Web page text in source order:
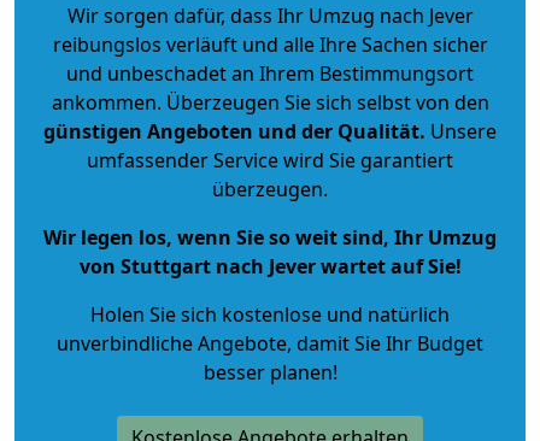
Wir sorgen dafür, dass Ihr Umzug nach Jever
reibungslos verläuft und alle Ihre Sachen sicher
und unbeschadet an Ihrem Bestimmungsort
ankommen. Überzeugen Sie sich selbst von den
günstigen Angeboten und der Qualität. Unsere
umfassender Service wird Sie garantiert
überzeugen.
Wir legen los, wenn Sie so weit sind, Ihr Umzug
von Stuttgart nach Jever wartet auf Sie!
Holen Sie sich kostenlose und natürlich
unverbindliche Angebote, damit Sie Ihr Budget
besser planen!